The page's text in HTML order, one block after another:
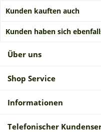
Kunden kauften auch
Kunden haben sich
Über uns
Shop Service
Informationen
Telefonischer